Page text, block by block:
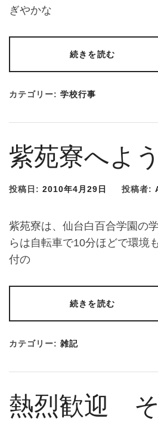
ぎやかな
続きを読む
カテゴリー: 学校行事
紫苑寮へよ
投稿日: 2010年4月29日 投稿者:
紫苑寮は、仙台白百合学園の
らは自転車で10分ほどで環境
付の
続きを読む
カテゴリー: 雑記
熱烈歓迎